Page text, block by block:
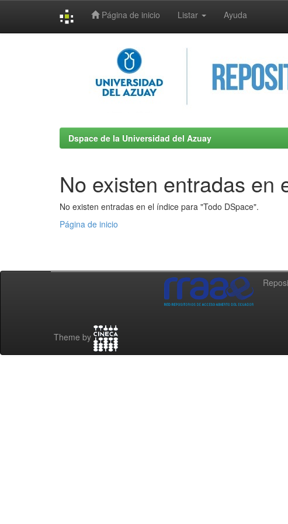
Página de inicio Listar Ayuda
Dspace de la Universidad del Azuay
No existen entradas en
No existen entradas en el índice para "Todo DSpace".
Página de inicio
Theme by